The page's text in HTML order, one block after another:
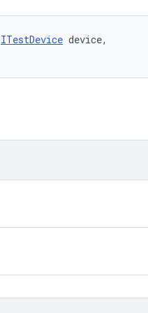
ITestDevice device,